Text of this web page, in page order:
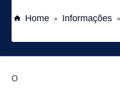
Home » Informações »
O